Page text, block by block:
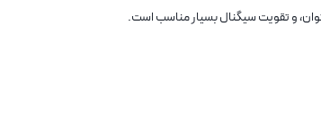
توان، و تقویت سیگنال بسیار مناسب است.